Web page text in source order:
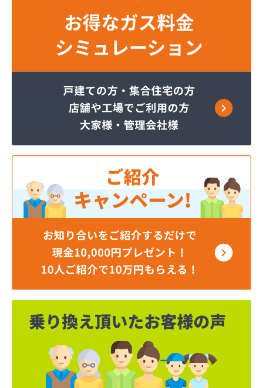
ガステックサービス株式会社 豊川営業所
カネテン商店
サーラプラザ蒲郡
サンダイ燃料店
ジェイエイ・トービス株式会社 名古屋営業所
ダイイチガスコム株式会社 尾張営業所
チリウヒーターサービス
ツバメガス株式会社新城営業所
ニイミガス株式会社
ニイミ産業株式会社 本部・ホームガス
ニイミ産業株式会社 ホームガス 名古屋西営業所
ニイミ産業株式会社 尾張旭営業所
ハタスビルダー株式会社 リボンガス
ひまわり農協 燃料課・プロパンガス
フジオートステーション
フジヨシ商店
フルタ鹿乗店
ます角商店
マルタケ株式会社
マルト尾関商店